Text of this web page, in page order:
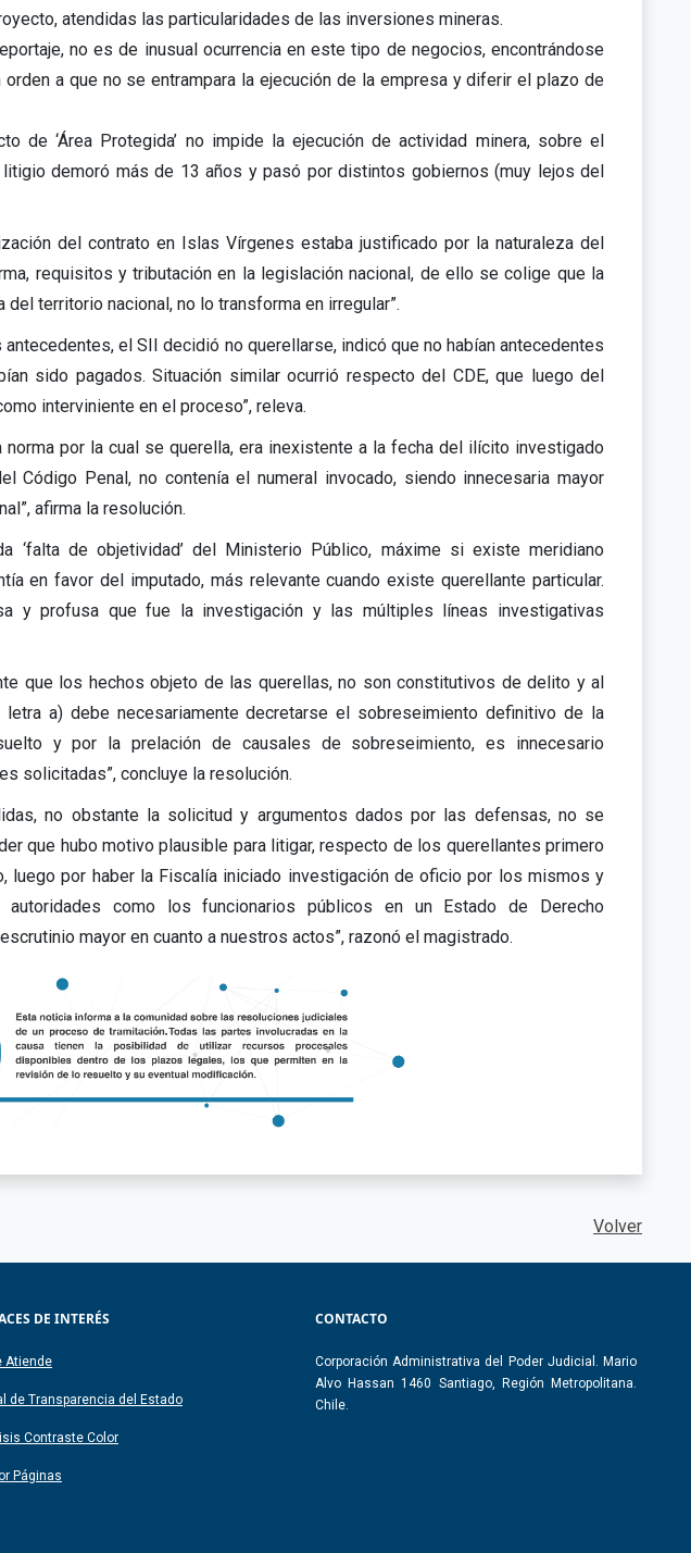
atendidas las particularidades de las inversiones mineras.
no es de inusual ocurrencia en este tipo de negocios, encontrándose
a que no se entrampara la ejecución de la empresa y diferir el plazo de
de ‘Área Protegida’ no impide la ejecución de actividad minera, sobre el
demoró más de 13 años y pasó por distintos gobiernos (muy lejos del
del contrato en Islas Vírgenes estaba justificado por la naturaleza del
requisitos y tributación en la legislación nacional, de ello se colige que la
territorio nacional, no lo transforma en irregular”.
el SII decidió no querellarse, indicó que no habían antecedentes
sido pagados. Situación similar ocurrió respecto del CDE, que luego del
interviniente en el proceso”, releva.
norma por la cual se querella, era inexistente a la fecha del ilícito investigado
Código Penal, no contenía el numeral invocado, siendo innecesaria mayor
afirma la resolución.
‘falta de objetividad’ del Ministerio Público, máxime si existe meridiano
en favor del imputado, más relevante cuando existe querellante particular.
y profusa que fue la investigación y las múltiples líneas investigativas
que los hechos objeto de las querellas, no son constitutivos de delito y al
a) debe necesariamente decretarse el sobreseimiento definitivo de la
y por la prelación de causales de sobreseimiento, es innecesario
solicitadas”, concluye la resolución.
no obstante la solicitud y argumentos dados por las defensas, no se
que hubo motivo plausible para litigar, respecto de los querellantes primero
luego por haber la Fiscalía iniciado investigación de oficio por los mismos y
como los funcionarios públicos en un Estado de Derecho
mayor en cuanto a nuestros actos”, razonó el magistrado.
Volver
DE INTERÉS
Atiende
de Transparencia del Estado
Contraste Color
Páginas
CONTACTO
Corporación Administrativa del Poder Judicial. Mario
Alvo Hassan 1460 Santiago, Región Metropolitana.
Chile.